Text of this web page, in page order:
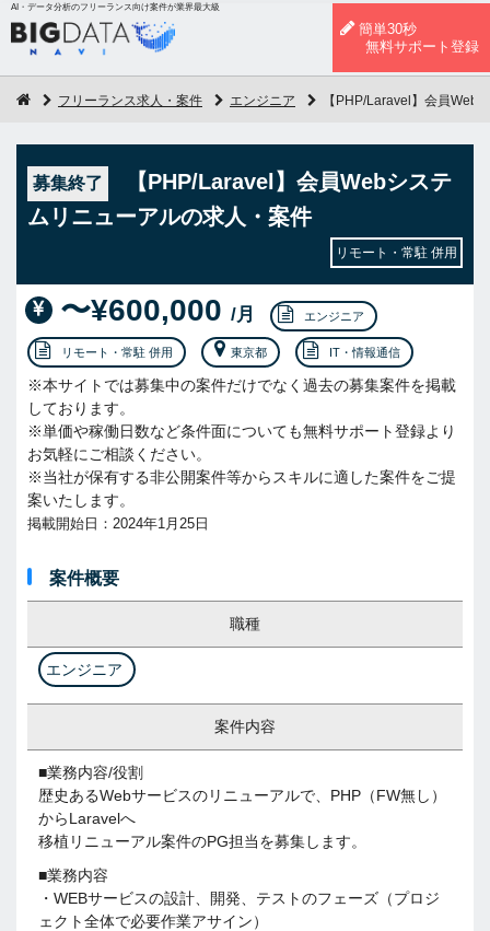
AI・データ分析のフリーランス向け案件が業界最大級
簡単30秒
無料サポート登録
フリーランス求人・案件 エンジニア 【PHP/Laravel】会員Web
募集終了
【PHP/Laravel】会員Webシステ
ムリニューアルの求人・案件
リモート・常駐 併用
〜¥600,000 /月 エンジニア
リモート・常駐 併用 東京都 IT・情報通信
※本サイトでは募集中の案件だけでなく過去の募集案件を掲載
しております。
※単価や稼働日数など条件面についても無料サポート登録より
お気軽にご相談ください。
※当社が保有する非公開案件等からスキルに適した案件をご提
案いたします。
掲載開始日：2024年1月25日
案件概要
職種
エンジニア
案件内容
■業務内容/役割
歴史あるWebサービスのリニューアルで、PHP（FW無し）
からLaravelへ
移植リニューアル案件のPG担当を募集します。
■業務内容
・WEBサービスの設計、開発、テストのフェーズ（プロジ
ェクト全体で必要作業アサイン）